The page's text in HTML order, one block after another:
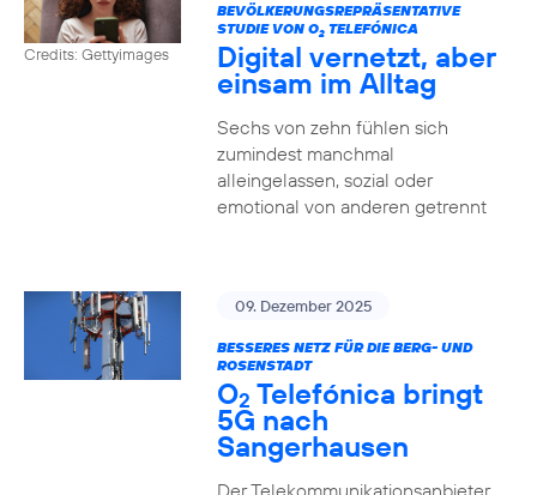
Credits: Gettyimages
BEVÖLKERUNGSREPRÄSENTATIVE
STUDIE VON O2TELEFÓNICA
Digital vernetzt, aber
einsam im Alltag
Sechs von zehn fühlen sich
zumindest manchmal
alleingelassen, sozial oder
emotional von anderen getrennt
09. Dezember 2025
BESSERES NETZ FÜR DIE BERG- UND
ROSENSTADT
O2 Telefónica bringt
5G nach
Sangerhausen
Der Telekommunikationsanbieter